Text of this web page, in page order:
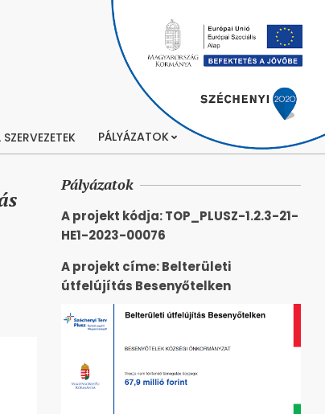
PÁLYÁZATOK
Pályázatok
A projekt kódja: TOP_PLUSZ-1.2.3-21-
HE1-2023-00076
A projekt címe: Belterületi
útfelújítás Besenyőtelken